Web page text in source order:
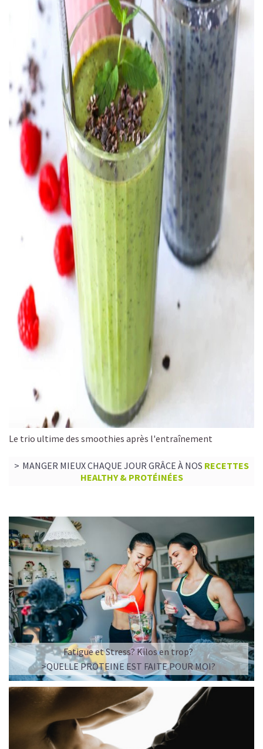
Le trio ultime des smoothies après l'entraînement
MANGER MIEUX CHAQUE JOUR GRÂCE À NOS RECETTES
HEALTHY & PROTÉINÉES
Fatigue et Stress? Kilos en trop?
>QUELLE PROTEINE EST FAITE POUR MOI?